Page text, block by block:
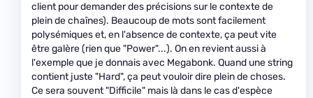
client pour demander des précisions sur le contexte de
plein de chaînes). Beaucoup de mots sont facilement
polysémiques et, en l'absence de contexte, ça peut vite
être galère (rien que "Power"...). On en revient aussi à
l'exemple que je donnais avec Megabonk. Quand une string
contient juste "Hard", ça peut vouloir dire plein de choses.
Ce sera souvent "Difficile" mais là dans le cas d'espèce